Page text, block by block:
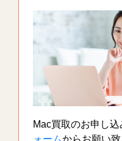
Mac買取のお申し
ォームからお願い